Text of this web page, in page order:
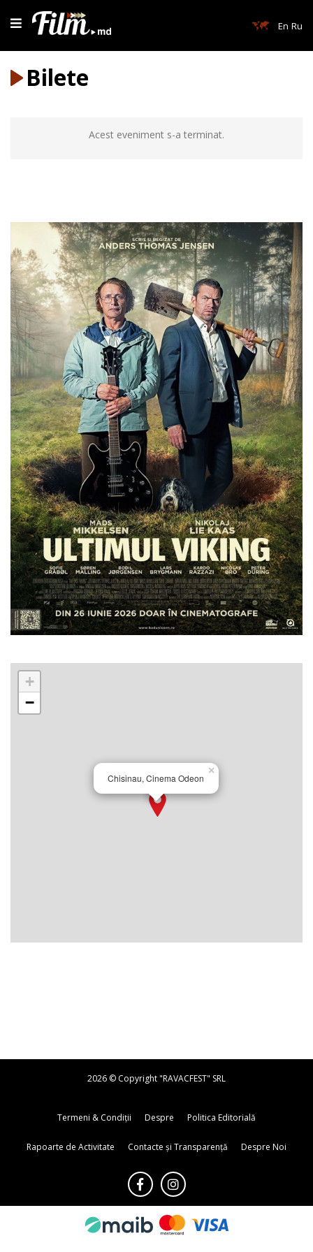
En Ru
Bilete
Acest eveniment s-a terminat.
Chisinau, Cinema Odeon
×
+
−
2026 © Copyright "RAVACFEST" SRL
Termeni & Condiții Despre Politica Editorială
Rapoarte de Activitate Contacte și Transparență Despre Noi